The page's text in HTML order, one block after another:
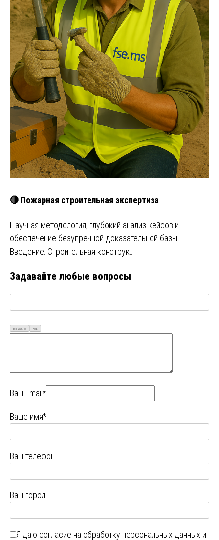
🔴 Пожарная строительная экспертиза
Научная методология, глубокий анализ кейсов и
обеспечение безупречной доказательной базы
Введение: Строительная конструк…
Задавайте любые вопросы
Визуально Код
Ваш Email*
Ваше имя*
Ваш телефон
Ваш город
Я даю согласие на обработку персональных данных и